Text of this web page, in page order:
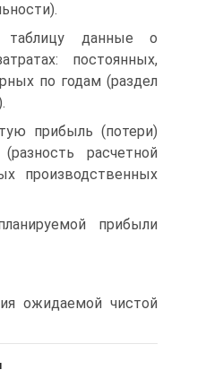
данные о
постоянных,
по годам (раздел
прибыль (потери)
расчетной
производственных
прибыли
ожидаемой чистой